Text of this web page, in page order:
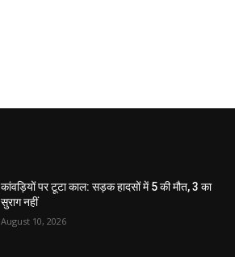
कांवड़ियों पर टूटा काल: सड़क हादसों में 5 की मौत, 3 का
सुराग नहीं
August 10, 2026